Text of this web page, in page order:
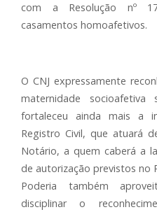
com a Resolução nº
casamentos homoafetivos.
O CNJ expressamente
maternidade
fortaleceu ainda mais a
Registro Civil, que atuará
Notário, a quem caberá a
de autorização previstos no
Poderia também
disciplinar o